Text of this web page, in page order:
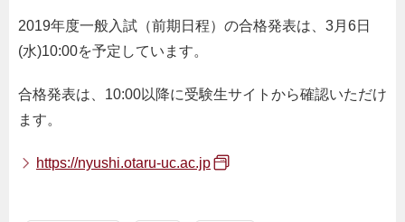
2019年度一般入試（前期日程）の合格発表は、3月6日
(水)10:00を予定しています。
合格発表は、10:00以降に受験生サイトから確認いただけ
ます。
https://nyushi.otaru-uc.ac.jp